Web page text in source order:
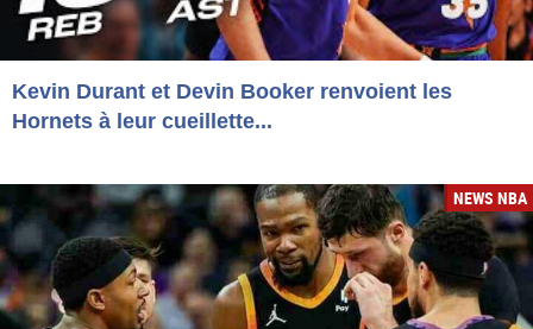
Kevin Durant et Devin Booker renvoient les
Hornets à leur cueillette...
NEWS NBA